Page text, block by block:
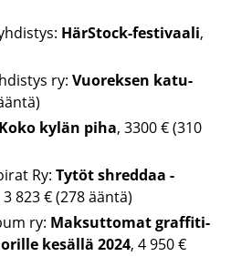
HärStock-​festivaali,
ry: Vuo­rek­sen ka­tu­
Koko kylän piha, 3300 € (310
Ry: Tytöt sh­red­daa -​
3 823 € (278 ääntä)
ry: Mak­sut­to­mat graf­fi­ti­
ke­säl­lä 2024, 4 950 €